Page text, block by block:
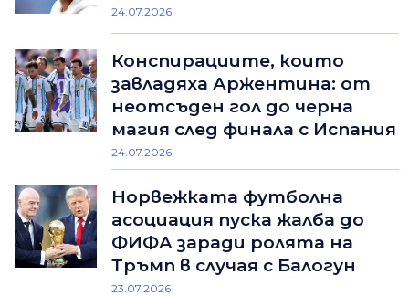
24.07.2026
Конспирациите, които
завладяха Аржентина: от
неотсъден гол до черна
магия след финала с Испания
24.07.2026
Норвежката футболна
асоциация пуска жалба до
ФИФА заради ролята на
Тръмп в случая с Балогун
23.07.2026